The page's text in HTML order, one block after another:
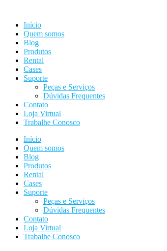
conteúdo
Início
Quem somos
Blog
Produtos
Rental
Cases
Suporte
Peças e Serviços
Dúvidas Frequentes
Contato
Loja Virtual
Trabalhe Conosco
Início
Quem somos
Blog
Produtos
Rental
Cases
Suporte
Peças e Serviços
Dúvidas Frequentes
Contato
Loja Virtual
Trabalhe Conosco